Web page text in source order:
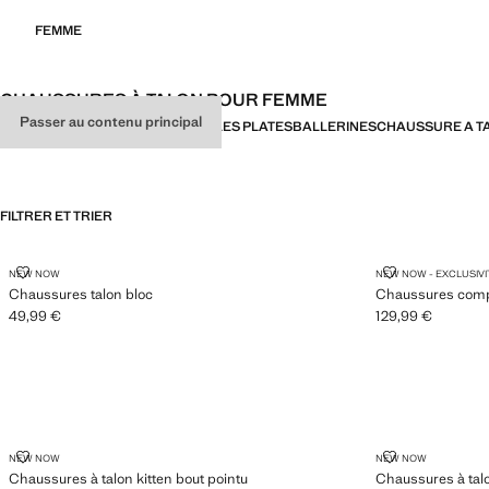
Passer au contenu principal
FEMME
CHAUSSURES À TALON POUR FEMME
TOUTSANDALES À TALONSANDALES PLATESBALLERINESCHAUSSURE A
FILTRER ET TRIER
NEW NOW
Chaussures talon bloc
CHAUSSURES TALON BLOC
Prix actuel [49,99 € ]
49,99 €
NEW NOW -
Chaussures
CHAUSSURES
Prix actuel [129,99
129,99 €
NEW NOW
Chaussures à talon kitten bout pointu
CHAUSSURES À TALON KITTEN BOUT POINTU NEW NOW
Chaussures à
CHAUSSURES